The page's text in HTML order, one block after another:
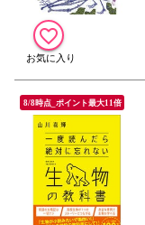
8/8時点_ポイント最大11倍